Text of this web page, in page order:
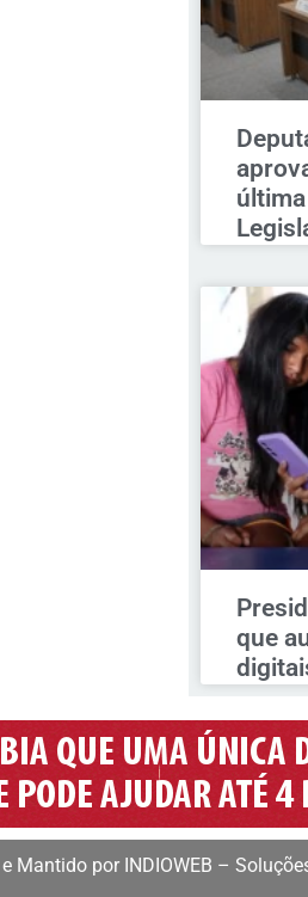
que
Mantido por INDIOWEB –